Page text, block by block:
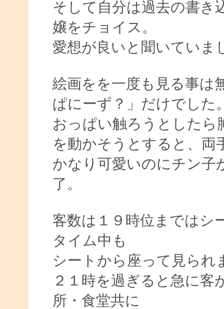
そして自分は過去の書き
嬢をチョイス。
愛想が良いと聞いていま
絵画をを一度も見る事は
ぱにーず？」だけでした
おっぱい触ろうとしたら
を動かそうとすると、両
かなり可愛いのにチン子
了。
客数は１９時位まではシ
タイム中も
シートから座って見られ
２１時を過ぎると急に客
所・食堂共に